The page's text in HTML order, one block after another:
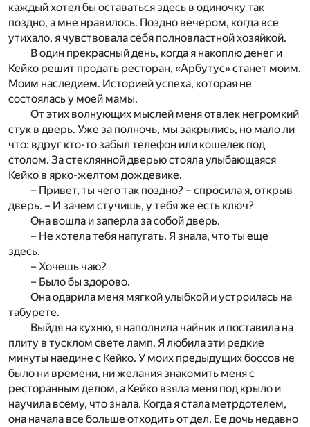
каждый хотел бы оставаться здесь в одиночку так
поздно, а мне нравилось. Поздно вечером, когда все
утихало, я чувствовала себя полновластной хозяйкой.
В один прекрасный день, когда я накоплю денег и
Кейко решит продать ресторан, «Арбутус» станет моим.
Моим наследием. Историей успеха, которая не
состоялась у моей мамы.
От этих волнующих мыслей меня отвлек негромкий
стук в дверь. Уже за полночь, мы закрылись, но мало ли
что: вдруг кто-то забыл телефон или кошелек под
столом. За стеклянной дверью стояла улыбающаяся
Кейко в ярко-желтом дождевике.
– Привет, ты чего так поздно? – спросила я, открыв
дверь. – И зачем стучишь, у тебя же есть ключ?
Она вошла и заперла за собой дверь.
– Не хотела тебя напугать. Я знала, что ты еще
здесь.
– Хочешь чаю?
– Было бы здорово.
Она одарила меня мягкой улыбкой и устроилась на
табурете.
Выйдя на кухню, я наполнила чайник и поставила на
плиту в тусклом свете ламп. Я любила эти редкие
минуты наедине с Кейко. У моих предыдущих боссов не
было ни времени, ни желания знакомить меня с
ресторанным делом, а Кейко взяла меня под крыло и
научила всему, что знала. Когда я стала метрдотелем,
она начала все больше отходить от дел. Ее дочь недавно